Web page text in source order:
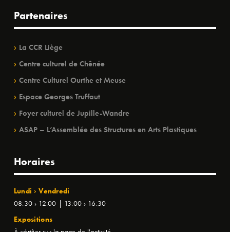
Partenaires
La CCR Liège
Centre culturel de Chênée
Centre Culturel Ourthe et Meuse
Espace Georges Truffaut
Foyer culturel de Jupille-Wandre
ASAP – L’Assemblée des Structures en Arts Plastiques
Horaires
Lundi › Vendredi
08:30 › 12:00 | 13:00 › 16:30
Expositions